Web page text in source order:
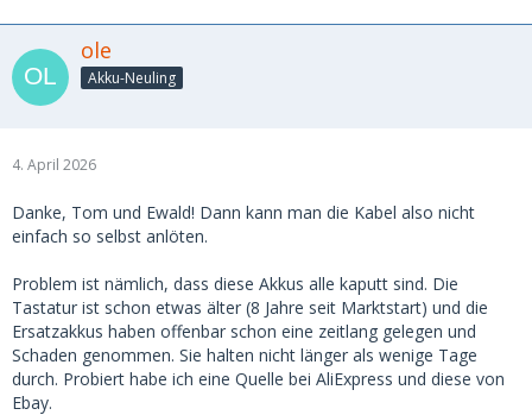
ole
Akku-Neuling
4. April 2026
Danke, Tom und Ewald! Dann kann man die Kabel also nicht
einfach so selbst anlöten.
Problem ist nämlich, dass diese Akkus alle kaputt sind. Die
Tastatur ist schon etwas älter (8 Jahre seit Marktstart) und die
Ersatzakkus haben offenbar schon eine zeitlang gelegen und
Schaden genommen. Sie halten nicht länger als wenige Tage
durch. Probiert habe ich eine Quelle bei AliExpress und diese von
Ebay.